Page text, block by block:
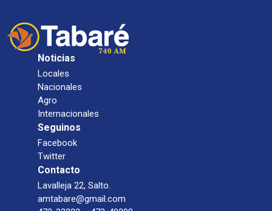
Noticias
Locales
Nacionales
Agro
Internacionales
Seguinos
Facebook
Twitter
Contacto
Lavalleja 22, Salto.
amtabare@gmail.com